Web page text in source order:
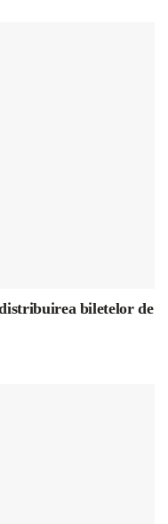
biletelor de